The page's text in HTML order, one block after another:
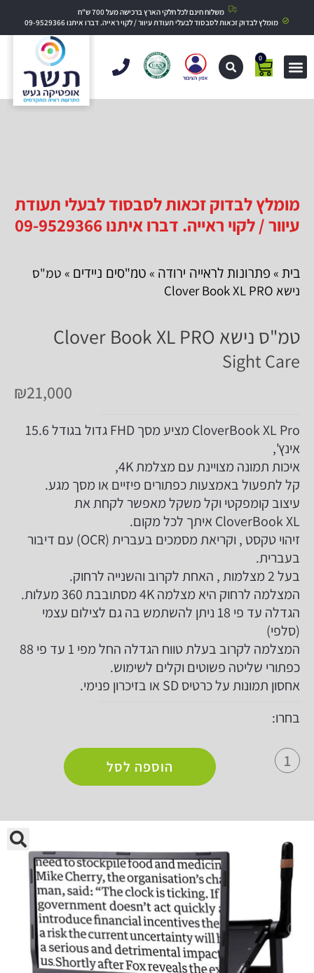
משלוח חינם לכל חלקי הארץ ברכישה מעל 700 ש"ח
מומלץ לבדוק זכאות לסבסוד לבעלי תעודת עיוור / לקוי ראייה. דברו איתנו 09-9529366
0
מומלץ לבדוק זכאות לסבסוד לבעלי תעודת
עיוור / לקוי ראייה. דברו איתנו 09-9529366
בית » פתרונות לראייה ירודה » טמ"סים ניידים » טמ"ס
נישא Clover Book XL PRO
טמ"ס נישא Clover Book XL PRO
Sight Care
₪21,000
CloverBook XL Pro מציע מסך FHD גדול בגודל 15.6
אינץ',
איכות תמונה מצויינת עם מצלמת 4K,
קל לתפעול באמצעות כפתורים פיזיים או מסך מגע.
עיצוב קומפקטי וקל משקל מאפשר לקחת את
CloverBook XL איתך לכל מקום.
זיהוי טקסט , וקריאת מסמכים בעברית (OCR) עם דיבור
בעברית.
בעל 2 מצלמות , האחת לקרוב והשנייה לרחוק.
המצלמה לרחוק היא מצלמה 4K מסתובבת 360 מעלות.
הגדלה עד פי 18 ניתן להשתמש בה גם לצילום עצמי
(סלפי)
המצלמה לקרוב בעלת טווח הגדלה החל מפי 1 עד פי 88
כפתורי שליטה פשוטים וקלים לשימוש.
אחסון תמונות על כרטיס SD או בזיכרון פנימי.
בחרו:
הוספה לסל